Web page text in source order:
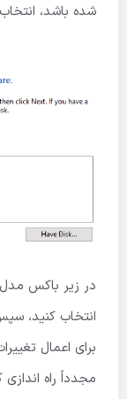
شده باشد،
در زیر باکس
انتخاب کنید،
برای اعمال
مجدداً راه اندازی